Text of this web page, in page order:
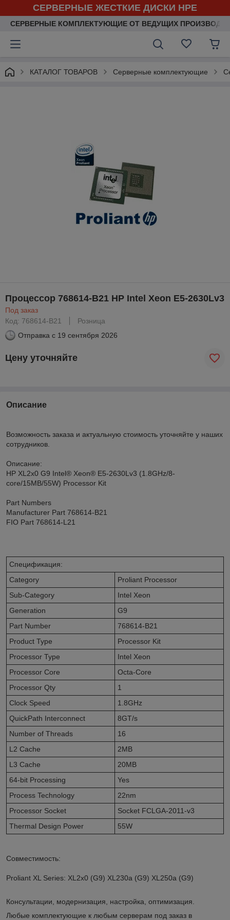
СЕРВЕРНЫЕ ЖЕСТКИЕ ДИСКИ HPE
СЕРВЕРНЫЕ КОМПЛЕКТУЮЩИЕ ОТ ВЕДУЩИХ
КАТАЛОГ ТОВАРОВ Серверные комплектующие
Процессор 768614-B21 HP Intel Xeon E5-2630Lv3
Под заказ
Код: 768614-B21
Розница
Отправка с 19 сентября 2026
Цену уточняйте
Описание
Возможность заказа и актуальную стоимость уточняйте у наших
сотрудников.
Описание:
HP XL2x0 G9 Intel® Xeon® E5-2630Lv3 (1.8GHz/8-
core/15MB/55W) Processor Kit
Part Numbers
Manufacturer Part 768614-B21
FIO Part 768614-L21
Спецификация:
Category
Proliant Processor
Sub-Category
Intel Xeon
Generation
G9
Part Number
768614-B21
Product Type
Processor Kit
Processor Type
Intel Xeon
Processor Core
Octa-Core
Processor Qty
1
Clock Speed
1.8GHz
QuickPath Interconnect
8GT/s
Number of Threads
16
L2 Cache
2MB
L3 Cache
20MB
64-bit Processing
Yes
Process Technology
22nm
Processor Socket
Socket FCLGA-2011-v3
Thermal Design Power
55W
Совместимость:
Proliant XL Series: XL2x0 (G9) XL230a (G9) XL250a (G9)
Консультации, модернизация, настройка, оптимизация.
Любые комплектующие к любым серверам под заказ в